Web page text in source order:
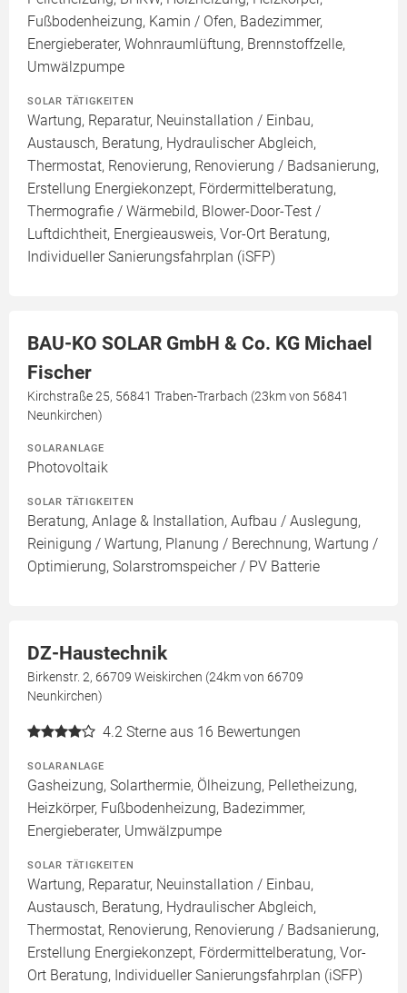
Fußbodenheizung, Kamin / Ofen, Badezimmer,
Energieberater, Wohnraumlüftung, Brennstoffzelle,
Umwälzpumpe
SOLAR TÄTIGKEITEN
Wartung, Reparatur, Neuinstallation / Einbau,
Austausch, Beratung, Hydraulischer Abgleich,
Thermostat, Renovierung, Renovierung / Badsanierung,
Erstellung Energiekonzept, Fördermittelberatung,
Thermografie / Wärmebild, Blower-Door-Test /
Luftdichtheit, Energieausweis, Vor-Ort Beratung,
Individueller Sanierungsfahrplan (iSFP)
BAU-KO SOLAR GmbH & Co. KG Michael
Fischer
Kirchstraße 25, 56841 Traben-Trarbach (23km von 56841
Neunkirchen)
SOLARANLAGE
Photovoltaik
SOLAR TÄTIGKEITEN
Beratung, Anlage & Installation, Aufbau / Auslegung,
Reinigung / Wartung, Planung / Berechnung, Wartung /
Optimierung, Solarstromspeicher / PV Batterie
DZ-Haustechnik
Birkenstr. 2, 66709 Weiskirchen (24km von 66709
Neunkirchen)
4.2 Sterne aus 16 Bewertungen
SOLARANLAGE
Gasheizung, Solarthermie, Ölheizung, Pelletheizung,
Heizkörper, Fußbodenheizung, Badezimmer,
Energieberater, Umwälzpumpe
SOLAR TÄTIGKEITEN
Wartung, Reparatur, Neuinstallation / Einbau,
Austausch, Beratung, Hydraulischer Abgleich,
Thermostat, Renovierung, Renovierung / Badsanierung,
Erstellung Energiekonzept, Fördermittelberatung, Vor-
Ort Beratung, Individueller Sanierungsfahrplan (iSFP)